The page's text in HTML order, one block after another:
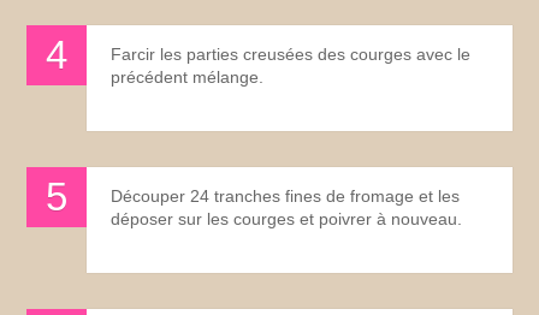
Farcir les parties creusées des courges avec le
précédent mélange.
Découper 24 tranches fines de fromage et les
déposer sur les courges et poivrer à nouveau.